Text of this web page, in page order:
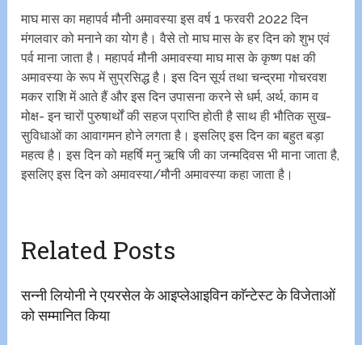
माघ मास का महापर्व मौनी अमावस्या इस वर्ष 1 फरवरी 2022 दिन
मंगलवार को मनाने का योग है। वैसे तो माघ मास के हर दिन को शुभ एवं
पर्व माना जाता है। महापर्व मौनी अमावस्या माघ मास के कृष्ण पक्ष की
अमावस्या के रूप में सुप्रसिद्ध है। इस दिन सूर्य तथा चन्द्रमा गोचरवश
मकर राशि में आते हैं और इस दिन उपासना करने से धर्म, अर्थ, काम व
मोक्ष- इन चारों पुरुषार्थों की सहज प्राप्ति होती है साथ ही भौतिक सुख-
सुविधाओं का आवागमन होने लगता है। इसलिए इस दिन का बहुत बड़ा
महत्व है। इस दिन को महर्षि मनु ऋषि जी का जन्मदिवस भी माना जाता है,
इसलिए इस दिन को अमावस्या/मौनी अमावस्या कहा जाता है।
Related Posts
सन्नी लियोनी ने एयरसेल के आइप्लेआइविन काॅन्टेस्ट के विजेताओं
को सम्मानित किया